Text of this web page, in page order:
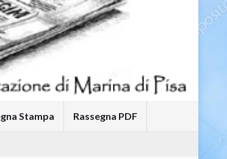
Stampa Rassegna PDF